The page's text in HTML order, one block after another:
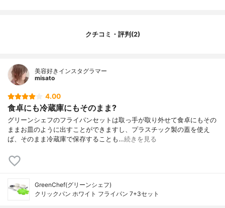
クチコミ・評判(2)
美容好きインスタグラマー
misato
4.00
食卓にも冷蔵庫にもそのまま?
グリーンシェフのフライパンセットは取っ手が取り外せて食卓にもその
ままお皿のように出すことができますし、プラスチック製の蓋を使え
ば、そのまま冷蔵庫で保存することも…続きを見る
GreenChef(グリーンシェフ)
クリックパン ホワイト フライパン 7+3セット